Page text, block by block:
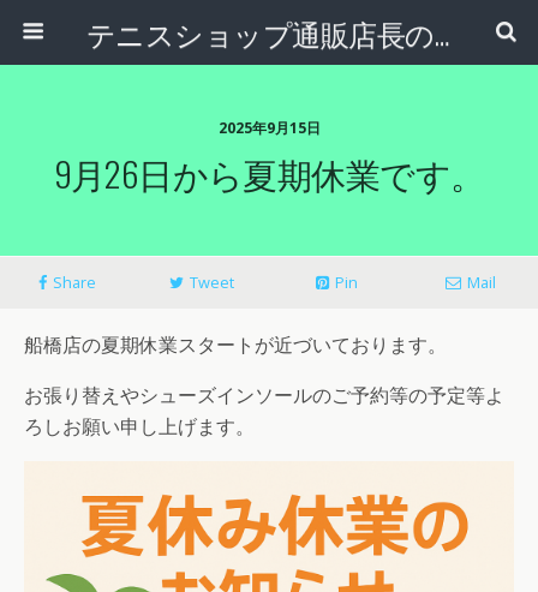
テニスショップ通販店長のブログ＠テニスショップLAFINO 西山克久
2025年9月15日
9月26日から夏期休業です。
Share Tweet Pin Mail
船橋店の夏期休業スタートが近づいております。
お張り替えやシューズインソールのご予約等の予定等よ
ろしお願い申し上げます。